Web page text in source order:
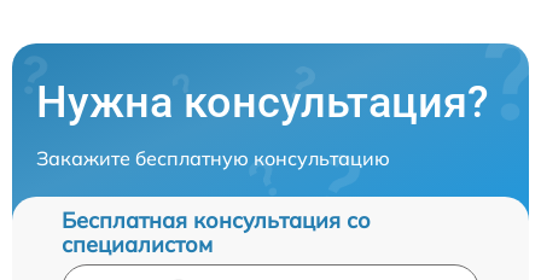
Нужна консультация?
Закажите бесплатную консультацию
Бесплатная консультация со
специалистом